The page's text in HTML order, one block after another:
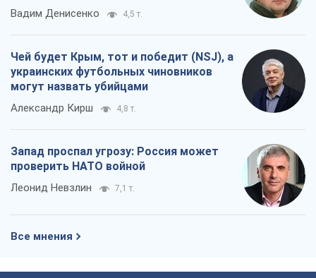
Вадим Денисенко 4,5 т.
Чей будет Крым, тот и победит (NSJ), а
украинских футбольных чиновников
могут назвать убийцами
Александр Кирш 4,8 т.
Запад проспал угрозу: Россия может
проверить НАТО войной
Леонид Невзлин 7,1 т.
Все мнения